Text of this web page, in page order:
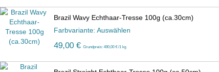
Brazil Wavy Echthaar-Tresse 100g (ca.30cm)
Farbvariante: Auswählen
49,00 € Grundpreis: 490,00 € /1 kg